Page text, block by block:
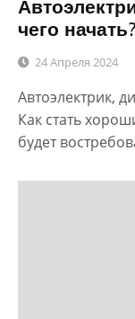
чего начать?
24 Апреля 2024
Автоэлектрик,
Как стать
будет